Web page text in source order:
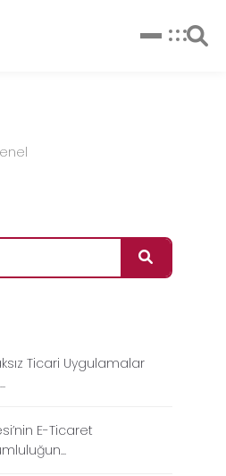
Ticari Uygulamalar
E-Ticaret